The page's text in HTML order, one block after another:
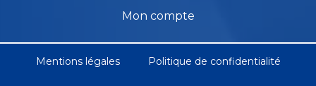
Mon compte
Mentions légales Politique de confidentialité